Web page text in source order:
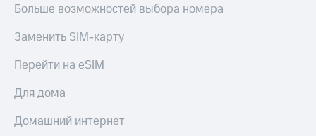
Больше возможностей выбора номера
Заменить SIM-карту
Перейти на eSIM
Для дома
Домашний интернет